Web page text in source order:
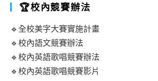
🏆校內競賽辦法
🔹全校美字大賽實施計畫
🔹校內語文競賽辦法
🔹校內英語歌唱競賽辦法
🔹校內英語歌唱競賽影片